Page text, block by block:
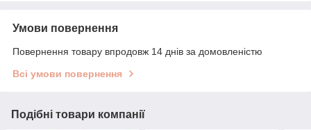
Умови повернення
Повернення товару впродовж 14 днів за домовленістю
Всі умови повернення
Подібні товари компанії